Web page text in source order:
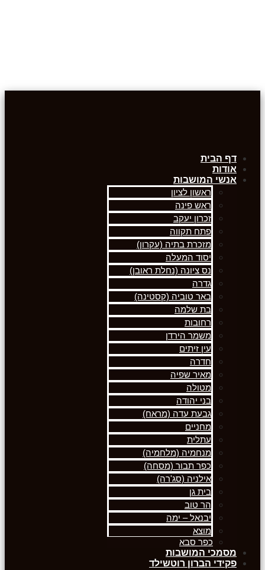
דף הבית
אודות
אנשי המושבות
ראשון לציון
ראש פינה
זכרון יעקב
פתח תקווה
מזכרת בתיה (עקרון)
יסוד המעלה
נס ציונה (נחלת ראובן)
גדרה
באר טוביה (קסטינה)
בת שלמה
רחובות
משמר הירדן
עין זיתים
חדרה
מאיר שפיה
מטולה
בני יהודה
גבעת עדה (מראח)
מחניים
עתלית
מנחמיה (מלחמיה)
כפר תבור (מסחה)
אילניה (סג'רה)
בית גן
הר טוב
יבנאל – ימה
מוצא
כפר סבא
מסמכי המושבות
פקידי הברון רוטשילד